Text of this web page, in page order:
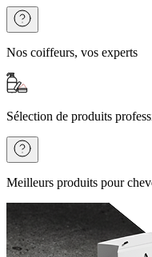
Nos coiffeurs, vos experts
Sélection de produits
Meilleurs produits pour